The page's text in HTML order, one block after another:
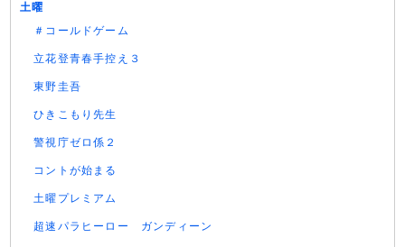
土曜
＃コールドゲーム
立花登青春手控え３
東野圭吾
ひきこもり先生
警視庁ゼロ係２
コントが始まる
土曜プレミアム
超速パラヒーロー ガンディーン